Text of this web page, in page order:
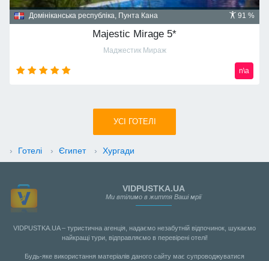
91 %
Домініканська республіка, Пунта Кана
Majestic Mirage 5*
Маджестик Мираж
n\a
УСI ГОТЕЛІ
› Готелі › Єгипет › Хургади
VIDPUSTKA.UA
Ми втілимо в життя Ваші мрії
VIDPUSTKA.UA – туристична агенція, надаємо незабутній відпочинок, шукаємо
найкращі тури, відправляємо в перевірені отелі!
Будь-яке використання матеріалів даного сайту має супроводжуватися